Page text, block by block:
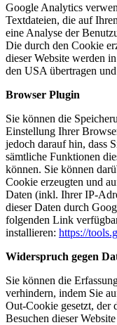
Google Analytics
Textdateien, die auf
eine Analyse der
Die durch den Cookie
dieser Website werden
den USA übertragen
Browser Plugin
Sie können die
Einstellung Ihrer
jedoch darauf hin, dass
sämtliche Funktionen
können. Sie können
Cookie erzeugten und
Daten (inkl. Ihrer IP-
dieser Daten durch
folgenden Link
installieren: https://
Widerspruch gegen
Sie können die
verhindern, indem Sie
Out-Cookie gesetzt, der
Besuchen dieser